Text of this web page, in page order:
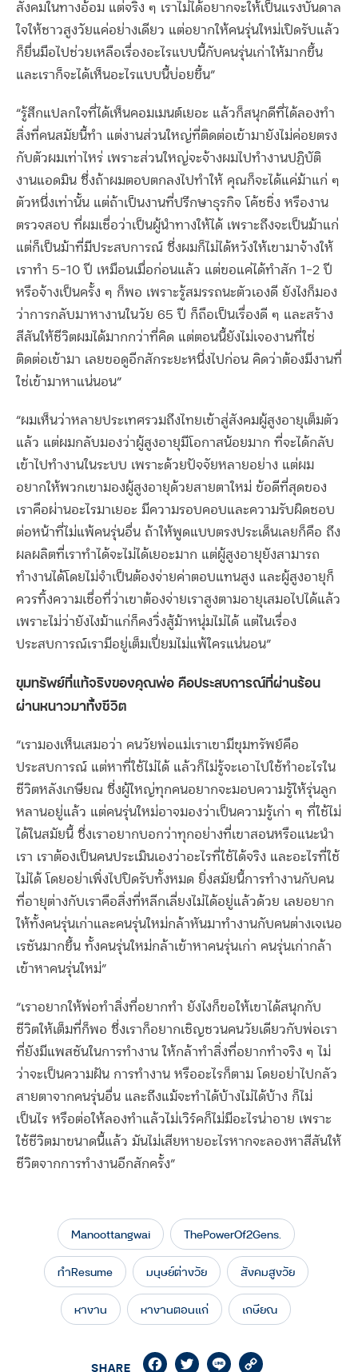
สังคมในทางอ้อม แต่จริง ๆ เราไม่ได้อยากจะให้เป็นแรงบันดาล
ใจให้ชาวสูงวัยแค่อย่างเดียว แต่อยากให้คนรุ่นใหม่เปิดรับแล้ว
ก็ยื่นมือไปช่วยเหลือเรื่องอะไรแบบนี้กับคนรุ่นเก่าให้มากขึ้น
และเราก็จะได้เห็นอะไรแบบนี้บ่อยขึ้น”
“รู้สึกแปลกใจที่ได้เห็นคอมเมนต์เยอะ แล้วก็สนุกดีที่ได้ลองทำ
สิ่งที่คนสมัยนี้ทำ แต่งานส่วนใหญ่ที่ติดต่อเข้ามายังไม่ค่อยตรง
กับตัวผมเท่าไหร่ เพราะส่วนใหญ่จะจ้างผมไปทำงานปฏิบัติ
งานแอดมิน ซึ่งถ้าผมตอบตกลงไปทำให้ คุณก็จะได้แค่ม้าแก่ ๆ
ตัวหนึ่งเท่านั้น แต่ถ้าเป็นงานที่ปรึกษาธุรกิจ โค้ชชิ่ง หรืองาน
ตรวจสอบ ที่ผมเชื่อว่าเป็นผู้นำทางให้ได้ เพราะถึงจะเป็นม้าแก่
แต่ก็เป็นม้าที่มีประสบการณ์ ซึ่งผมก็ไม่ได้หวังให้เขามาจ้างให้
เราทำ 5-10 ปี เหมือนเมื่อก่อนแล้ว แต่ขอแค่ได้ทำสัก 1-2 ปี
หรือจ้างเป็นครั้ง ๆ ก็พอ เพราะรู้สมรรถนะตัวเองดี ยังไงก็มอง
ว่าการกลับมาหางานในวัย 65 ปี ก็ถือเป็นเรื่องดี ๆ และสร้าง
สีสันให้ชีวิตผมได้มากกว่าที่คิด แต่ตอนนี้ยังไม่เจองานที่ใช่
ติดต่อเข้ามา เลยขอดูอีกสักระยะหนึ่งไปก่อน คิดว่าต้องมีงานที่
ใช่เข้ามาหาแน่นอน”
“ผมเห็นว่าหลายประเทศรวมถึงไทยเข้าสู่สังคมผู้สูงอายุเต็มตัว
แล้ว แต่ผมกลับมองว่าผู้สูงอายุมีโอกาสน้อยมาก ที่จะได้กลับ
เข้าไปทำงานในระบบ เพราะด้วยปัจจัยหลายอย่าง แต่ผม
อยากให้พวกเขามองผู้สูงอายุด้วยสายตาใหม่ ข้อดีที่สุดของ
เราคือผ่านอะไรมาเยอะ มีความรอบคอบและความรับผิดชอบ
ต่อหน้าที่ไม่แพ้คนรุ่นอื่น ถ้าให้พูดแบบตรงประเด็นเลยก็คือ ถึง
ผลผลิตที่เราทำได้จะไม่ได้เยอะมาก แต่ผู้สูงอายุยังสามารถ
ทำงานได้โดยไม่จำเป็นต้องจ่ายค่าตอบแทนสูง และผู้สูงอายุก็
ควรทิ้งความเชื่อที่ว่าเขาต้องจ่ายเราสูงตามอายุเสมอไปได้แล้ว
เพราะไม่ว่ายังไงม้าแก่ก็คงวิ่งสู้ม้าหนุ่มไม่ได้ แต่ในเรื่อง
ประสบการณ์เรามีอยู่เต็มเปี่ยมไม่แพ้ใครแน่นอน”
ขุมทรัพย์ที่แท้จริงของคุณพ่อ คือประสบการณ์ที่ผ่านร้อน
ผ่านหนาวมาทั้งชีวิต
“เรามองเห็นเสมอว่า คนวัยพ่อแม่เราเขามีขุมทรัพย์คือ
ประสบการณ์ แต่หาที่ใช้ไม่ได้ แล้วก็ไม่รู้จะเอาไปใช้ทำอะไรใน
ชีวิตหลังเกษียณ ซึ่งผู้ใหญ่ทุกคนอยากจะมอบความรู้ให้รุ่นลูก
หลานอยู่แล้ว แต่คนรุ่นใหม่อาจมองว่าเป็นความรู้เก่า ๆ ที่ใช้ไม่
ได้ในสมัยนี้ ซึ่งเราอยากบอกว่าทุกอย่างที่เขาสอนหรือแนะนำ
เรา เราต้องเป็นคนประเมินเองว่าอะไรที่ใช้ได้จริง และอะไรที่ใช้
ไม่ได้ โดยอย่าเพิ่งไปปิดรับทั้งหมด ยิ่งสมัยนี้การทำงานกับคน
ที่อายุต่างกับเราคือสิ่งที่หลีกเลี่ยงไม่ได้อยู่แล้วด้วย เลยอยาก
ให้ทั้งคนรุ่นเก่าและคนรุ่นใหม่กล้าหันมาทำงานกับคนต่างเจเนอ
เรชันมากขึ้น ทั้งคนรุ่นใหม่กล้าเข้าหาคนรุ่นเก่า คนรุ่นเก่ากล้า
เข้าหาคนรุ่นใหม่”
“เราอยากให้พ่อทำสิ่งที่อยากทำ ยังไงก็ขอให้เขาได้สนุกกับ
ชีวิตให้เต็มที่ก็พอ ซึ่งเราก็อยากเชิญชวนคนวัยเดียวกับพ่อเรา
ที่ยังมีแพสชันในการทํางาน ให้กล้าทำสิ่งที่อยากทำจริง ๆ ไม่
ว่าจะเป็นความฝัน การทำงาน หรืออะไรก็ตาม โดยอย่าไปกลัว
สายตาจากคนรุ่นอื่น และถึงแม้จะทำได้บ้างไม่ได้บ้าง ก็ไม่
เป็นไร หรือต่อให้ลองทำแล้วไม่เวิร์คก็ไม่มีอะไรน่าอาย เพราะ
ใช้ชีวิตมาขนาดนี้แล้ว มันไม่เสียหายอะไรหากจะลองหาสีสันให้
ชีวิตจากการทำงานอีกสักครั้ง”
Manoottangwai ThePowerOf2Gens.
ทำResume มนุษย์ต่างวัย สังคมสูงวัย
หางาน หางานตอนแก่ เกษียณ
SHARE FacebookTwitterLine